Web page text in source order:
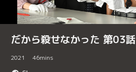
だから殺せなかった 第03話
2021 46mins